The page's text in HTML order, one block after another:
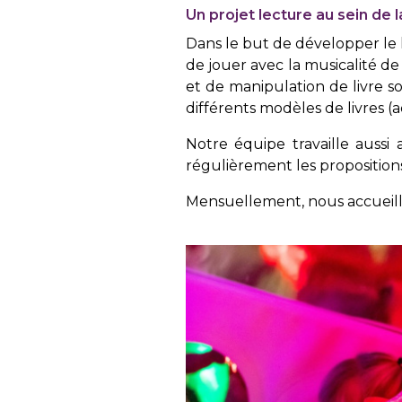
Un projet lecture au sein de
Dans le but de développer le
de jouer avec la musicalité
et de manipulation de livre
différents modèles de livres
Notre équipe travaille aussi
régulièrement les
Mensuellement, nous